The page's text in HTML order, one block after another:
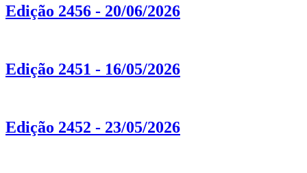
Edição 2456 - 20/06/2026
Edição 2451 - 16/05/2026
Edição 2452 - 23/05/2026